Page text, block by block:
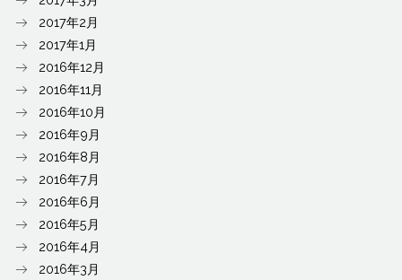
2017年2月
2017年1月
2016年12月
2016年11月
2016年10月
2016年9月
2016年8月
2016年7月
2016年6月
2016年5月
2016年4月
2016年3月